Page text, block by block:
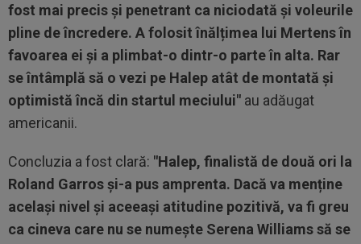
fost mai precis și penetrant ca niciodată și voleurile
pline de încredere. A folosit înălțimea lui Mertens în
favoarea ei și a plimbat-o dintr-o parte în alta. Rar
se întâmplă să o vezi pe Halep atât de montată și
optimistă încă din startul meciului" au adăugat
americanii.
Concluzia a fost clară: "Halep, finalistă de două ori la
Roland Garros și-a pus amprenta. Dacă va menține
același nivel și aceeași atitudine pozitivă, va fi greu
ca cineva care nu se numește Serena Williams să se